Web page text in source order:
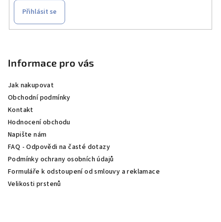
Přihlásit se
Informace pro vás
Jak nakupovat
Obchodní podmínky
Kontakt
Hodnocení obchodu
Napište nám
FAQ - Odpovědi na časté dotazy
Podmínky ochrany osobních údajů
Formuláře k odstoupení od smlouvy a reklamace
Velikosti prstenů